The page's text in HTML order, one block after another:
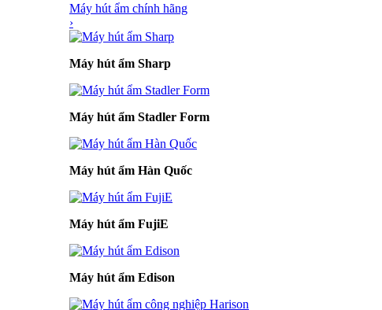
Máy hút ẩm chính hãng
›
Máy hút ẩm Sharp
Máy hút ẩm Stadler Form
Máy hút ẩm Hàn Quốc
Máy hút ẩm FujiE
Máy hút ẩm Edison